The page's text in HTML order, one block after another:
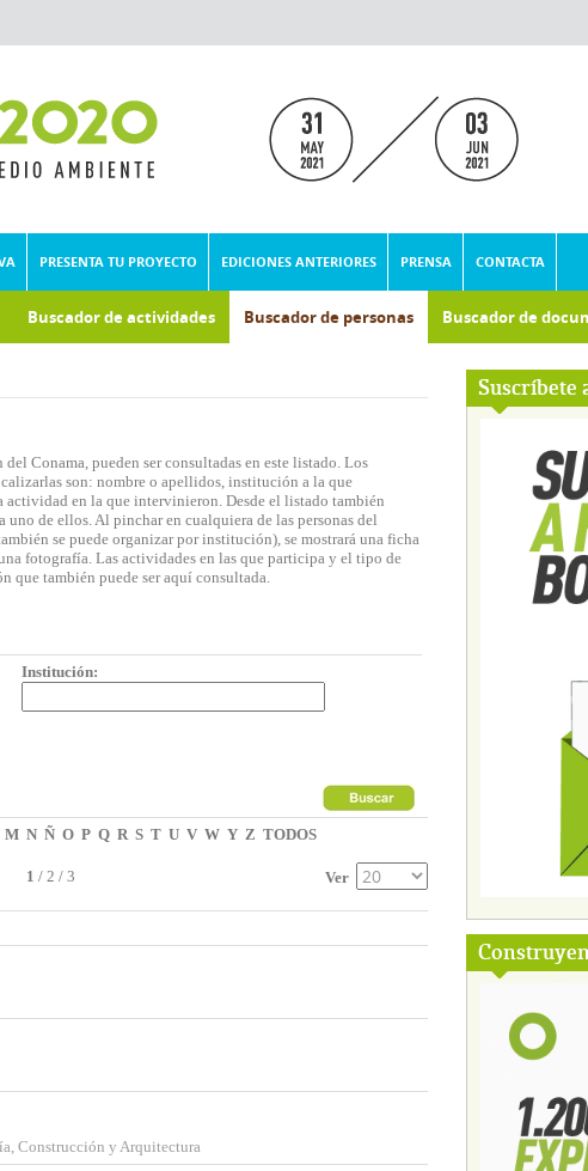
PRESENTA TU PROYECTO EDICIONES ANTERIORES PRENSA CONTACTA
Buscador de actividades Buscador de personas Buscador de
Suscríbete
Conama, pueden ser consultadas en este listado. Los
son: nombre o apellidos, institución a la que
en la que intervinieron. Desde el listado también
de ellos. Al pinchar en cualquiera de las personas del
se puede organizar por institución), se mostrará una ficha
fotografía. Las actividades en las que participa y el tipo de
que también puede ser aquí consultada.
Institución:
M N Ñ O P Q R S T U V W Y Z TODOS
1 / 2 / 3 Ver
Construcción y Arquitectura